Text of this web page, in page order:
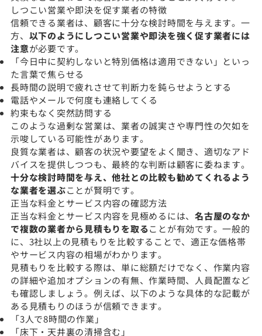
しつこい営業や即決を促す業者の特徴
信頼できる業者は、顧客に十分な検討時間を与えます。一
方、 以下のようにしつこい営業や即決を強く促す業者には
注意が必要です。
「今日中に契約しないと特別価格は適用できない」といっ
た言葉で焦らせる
長時間の説明で疲れさせて判断力を鈍らせようとする
電話やメールで何度も連絡してくる
約束もなく突然訪問する
このような過剰な営業は、業者の誠実さや専門性の欠如を
示唆している可能性があります。
良質な業者は、顧客の状況や要望をよく聞き、適切なアド
バイスを提供しつつも、最終的な判断は顧客に委ねます。
十分な検討時間を与え、他社との比較も勧めてくれるよう
な業者を選ぶことが賢明です。
正当な料金とサービス内容の確認方法
正当な料金とサービス内容を見極めるには、 名古屋のなか
で複数の業者から見積もりを取ることが有効です。一般的
に、3社以上の見積もりを比較することで、適正な価格帯
やサービス内容の相場がわかります。
見積もりを比較する際は、単に総額だけでなく、作業内容
の詳細や追加オプションの有無、作業時間、人員配置など
も確認しましょう。例えば、以下のような具体的な記載が
ある見積もりのほうが信頼できます。
「3人で8時間の作業」
「床下・天井裏の清掃含む」